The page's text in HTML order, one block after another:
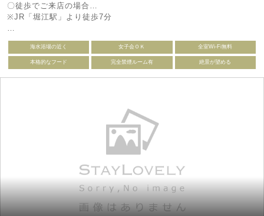
〇徒歩でご来店の場合…
※JR「堀江駅」より徒歩7分
〇お車でご来店の場合…
※松山自動車道「松山IC」より車で35分
※JR松山駅から車で20分
■松山空港より約28分 ＜道後温泉へも約25分です＞
海水浴場の近く 女子会ＯＫ 全室Wi-Fi無料
本格的なフード 完全禁煙ルーム有 絶景が望める